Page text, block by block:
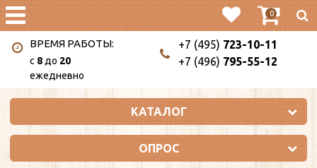
0
ВРЕМЯ РАБОТЫ:
c 8 до 20
ежедневно
+7 (495) 723-10-11
+7 (496) 795-55-12
КАТАЛОГ
ОПРОС